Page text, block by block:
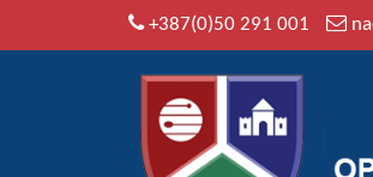
+387(0)50 291 001